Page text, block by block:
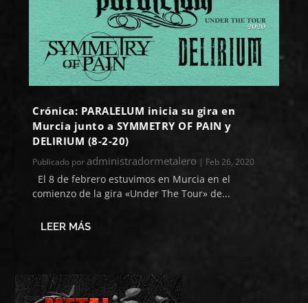
Crónica: PARALELUM inicia su gira en
Murcia junto a SYMMETRY OF PAIN y
DELIRIUM (8-2-20)
Publicado poradministradormetalero | Feb 26, 2020
El 8 de febrero estuvimos en Murcia en el
comienzo de la gira «Under The Tour» de...
LEER MÁS